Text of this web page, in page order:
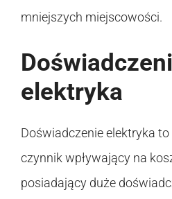
mniejszych miejscowości.
elektryka
Doświadczenie elektryka
czynnik wpływający na
posiadający duże